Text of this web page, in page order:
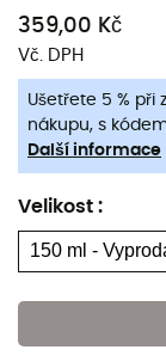
359,00 Kč
Vč. DPH
Ušetřete 5 % při
nákupu, s
Další informace
Velikost :
Kromě
dlouhé
soutěži, zajišťuje
jste připraveni
jednoduchostí?
Objem: 150
Režim